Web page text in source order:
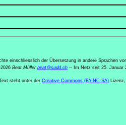
einschliesslich der Übersetzung in andere Sprachen
Beat Müller beat@sudd.ch -- Im Netz seit 25. Januar
steht unter der Creative Commons (BY-NC-SA)